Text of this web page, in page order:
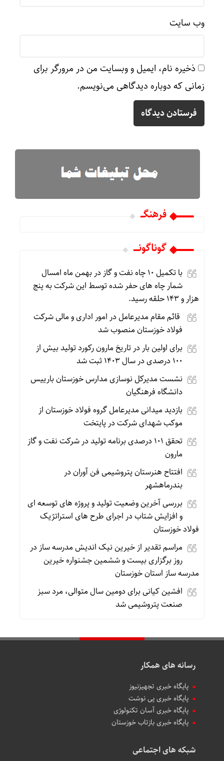
وب‌ سایت
ذخیره نام، ایمیل و وبسایت من در مرورگر برای
زمانی که دوباره دیدگاهی می‌نویسم.
فرهنگـــ
گوناگونـــــ
با تکمیل ۱۰ چاه نفت و گاز در بهمن ماه امسال
شمار چاه های حفر شده توسط این شرکت به پنج
هزار و ۱۴۳ حلقه رسید.
قائم مقام مدیرعامل در امور اداری و مالی شرکت
فولاد خوزستان منصوب شد
برای اولین بار در تاریخ مارون رکورد تولید بیش از
۱۰۰ درصدی در سال ۱۴۰۳ ثبت شد
نشست مدیرکل نوسازی مدارس خوزستان بارییس
دانشگاه فرهنگیان
بازدید میدانی مدیرعامل گروه فولاد خوزستان از
موکب شهدای شرکت در پایتخت
تحقق ۱۰۱ درصدی برنامه تولید در شرکت نفت و گاز
مارون
افتتاح هنرستان پتروشیمی فن آوران در
بندرماهشهر
بررسی آخرین وضعیت تولید و پروژه های توسعه ای
و افزایش شتاب در اجرای طرح‌ های استراتژیک
فولاد خوزستان
مراسم تقدیر از خیرین نیک اندیش مدرسه ساز در
روز برگزاری بیست و ششمین جشنواره خیرین
مدرسه ساز استان خوزستان
افشین کیانی برای دومین سال متوالی، مرد سبز
صنعت پتروشیمی شد
رسانه های همکار
پایگاه خبری تجهیزنیوز
پایگاه خبری پی نوشت
پایگاه خبری آسان تکنولوژی
پایگاه خبری بازتاب خوزستان
شبکه های اجتماعی